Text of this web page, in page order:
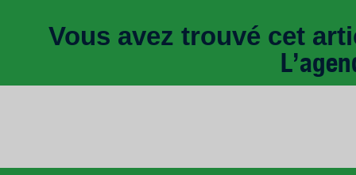
Vous avez trouvé cet